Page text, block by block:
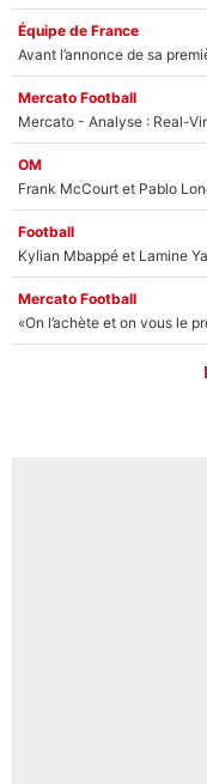
Équipe de France
Mercato Football
Mercato - Analyse : Real-
OM
Football
Mercato Football